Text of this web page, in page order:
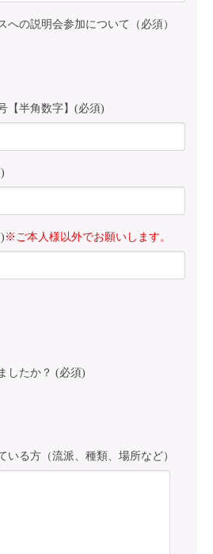
への説明会参加について（必須）
【半角数字】(必須)
※ご本人様以外でお願いします。
したか？ (必須)
いる方（流派、種類、場所など）